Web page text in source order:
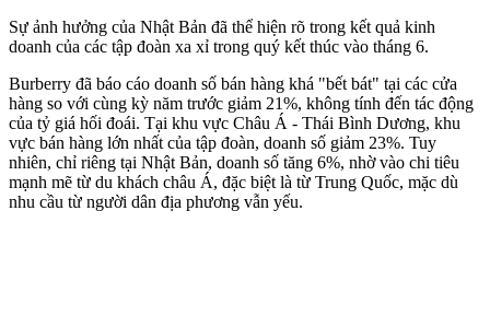
Sự ảnh hưởng của Nhật Bản đã thể hiện rõ trong kết quả kinh
doanh của các tập đoàn xa xỉ trong quý kết thúc vào tháng 6.
Burberry đã báo cáo doanh số bán hàng khá "bết bát" tại các cửa
hàng so với cùng kỳ năm trước giảm 21%, không tính đến tác động
của tỷ giá hối đoái. Tại khu vực Châu Á - Thái Bình Dương, khu
vực bán hàng lớn nhất của tập đoàn, doanh số giảm 23%. Tuy
nhiên, chỉ riêng tại Nhật Bản, doanh số tăng 6%, nhờ vào chi tiêu
mạnh mẽ từ du khách châu Á, đặc biệt là từ Trung Quốc, mặc dù
nhu cầu từ người dân địa phương vẫn yếu.